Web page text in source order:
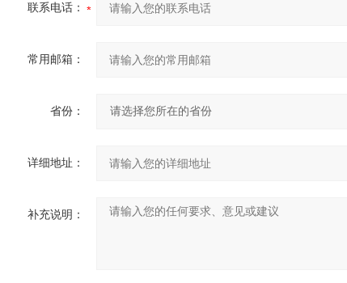
联系电话：
常用邮箱：
省份：
详细地址：
补充说明：